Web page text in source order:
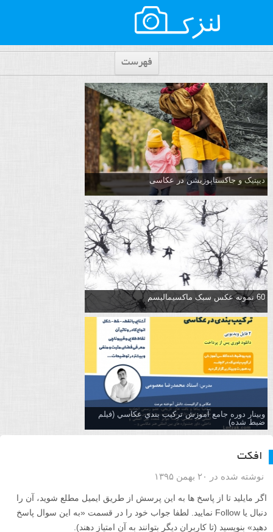
فهرست
دیپتیک و جاکستا‌پوزیشن در عکاسی
60 نمونه عکس سبک ماکسیمالیسم
وبینار دوره جامع آموزش تركيب بندي عكاسي (فیلم
ضبط شده)
افکت
نوشته شده در ۲۰ بهمن ۱۳۹۵
اگر مایلید تا از پاسخ ها به این پرسش از طریق ایمیل مطلع شوید، آن را
دنبال یا Follow نمایید. لطفا جواب خود را در قسمت «به این سوال پاسخ
دهید» بنویسید (تا کاربران دیگر بتوانند به آن امتیاز دهند).